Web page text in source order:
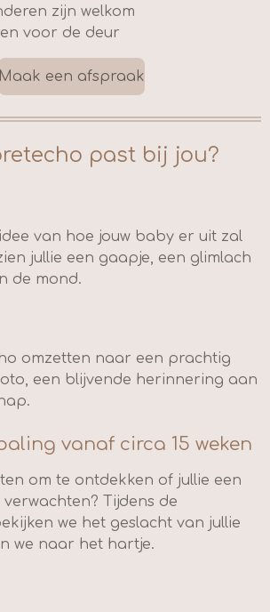
zijn welkom
voor de deur
Maak een afspraak
past bij jou?
van hoe jouw baby er uit zal
jullie een gaapje, een glimlach
de mond.
omzetten naar een prachtig
een blijvende herinnering aan
vanaf circa 15 weken
om te ontdekken of jullie een
Tijdens de
we het geslacht van jullie
we naar het hartje.